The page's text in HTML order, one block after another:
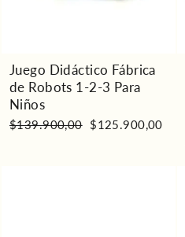
Juego Didáctico Fábrica
de Robots 1-2-3 Para
Niños
Precio
$139.900,00 Precio
$125.900,00